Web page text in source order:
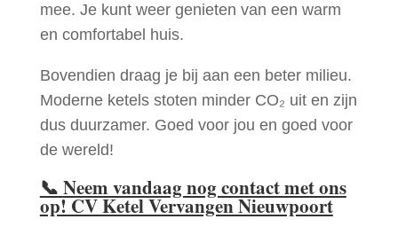
mee. Je kunt weer genieten van een warm
en comfortabel huis.
Bovendien draag je bij aan een beter milieu.
Moderne ketels stoten minder CO₂ uit en zijn
dus duurzamer. Goed voor jou en goed voor
de wereld!
📞 Neem vandaag nog contact met ons
op! CV Ketel Vervangen Nieuwpoort